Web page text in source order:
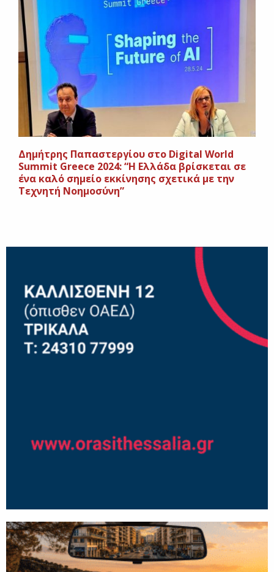
Δημήτρης Παπαστεργίου στο Digital World
Summit Greece 2024: “Η Ελλάδα βρίσκεται σε
ένα καλό σημείο εκκίνησης σχετικά με την
Τεχνητή Νοημοσύνη”